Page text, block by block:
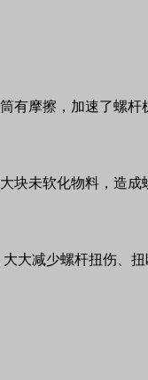
有摩擦，加速了螺杆
未软化物料，造成
大减少螺杆扭伤、